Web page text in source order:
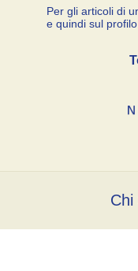
Per gli articoli di
e quindi sul
Chi